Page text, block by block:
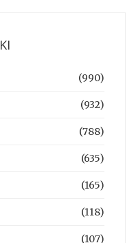
(990)
(932)
(788)
(635)
(165)
(118)
(107)